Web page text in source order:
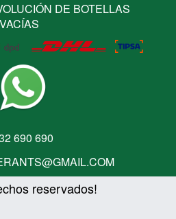
DE BOTELLAS
VACÍAS
690 690
reservados!